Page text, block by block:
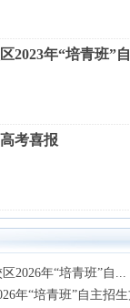
2023年“培青班”
考喜报
2026年“培青班”自...
年“培青班”自主招